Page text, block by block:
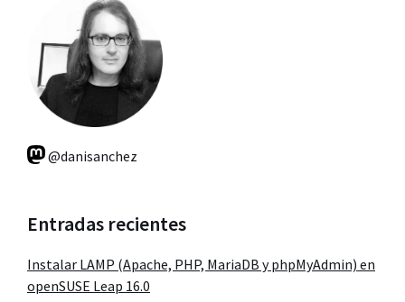
@danisanchez
Entradas recientes
Instalar LAMP (Apache, PHP, MariaDB y phpMyAdmin) en
openSUSE Leap 16.0